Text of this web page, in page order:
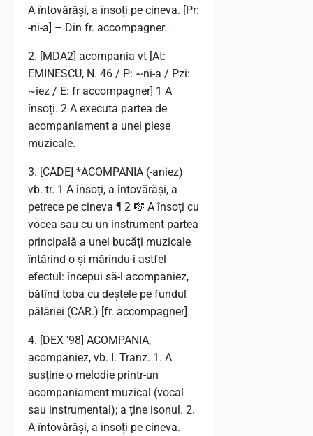
A întovărăși, a însoți pe cineva. [Pr:
-ni-a] – Din fr. accompagner.
2. [MDA2] acompania vt [At:
EMINESCU, N. 46 / P: ~ni-a / Pzi:
~iez / E: fr accompagner] 1 A
însoți. 2 A executa partea de
acompaniament a unei piese
muzicale.
3. [CADE] *ACOMPANIA (-aniez)
vb. tr. 1 A însoți, a întovărăși, a
petrece pe cineva ¶ 2 🎼 A însoți cu
vocea sau cu un instrument partea
principală a unei bucăți muzicale
întărind-o și mărindu-i astfel
efectul: începui să-l acompaniez,
bătînd toba cu deștele pe fundul
pălăriei (CAR.) [fr. accompagner].
4. [DEX '98] ACOMPANIA,
acompaniez, vb. I. Tranz. 1. A
susține o melodie printr-un
acompaniament muzical (vocal
sau instrumental); a ține isonul. 2.
A întovărăși, a însoți pe cineva.